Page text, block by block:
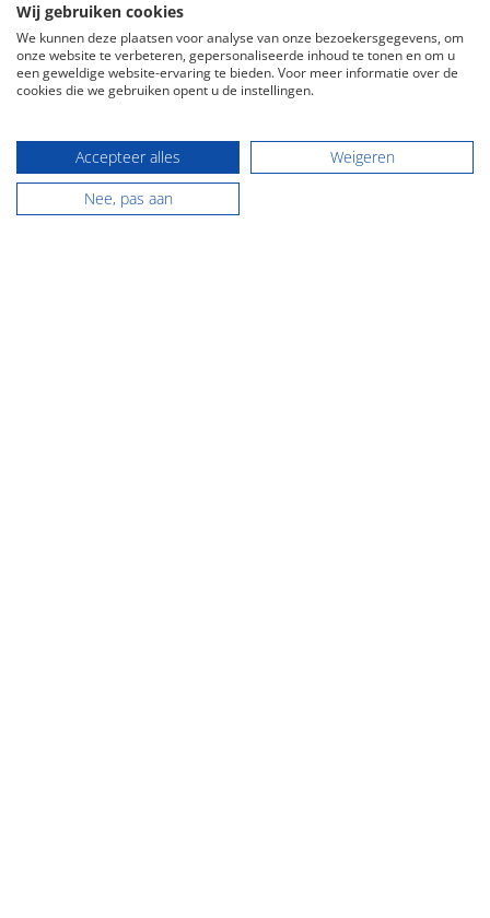
Aangesloten bij o.a.:
Wij gebruiken cookies
We kunnen deze plaatsen voor analyse van onze bezoekersgegevens, om
onze website te verbeteren, gepersonaliseerde inhoud te tonen en om u
een geweldige website-ervaring te bieden. Voor meer informatie over de
cookies die we gebruiken opent u de instellingen.
Accepteer alles
Weigeren
Nee, pas aan